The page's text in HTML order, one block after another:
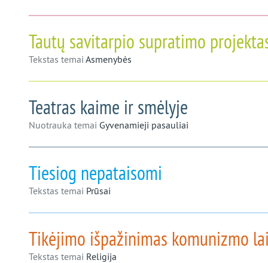
Tautų savitarpio supratimo
Tekstas temai Asmenybės
Teatras kaime ir smėlyje
Nuotrauka temai Gyvenamieji pasauliai
Tiesiog nepataisomi
Tekstas temai Prūsai
Tikėjimo išpažinimas komunizmo
Tekstas temai Religija